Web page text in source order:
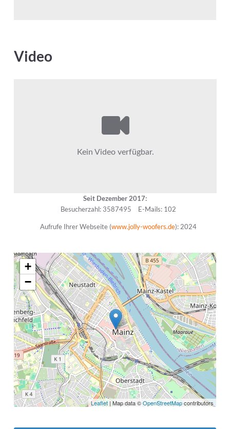
Video
Seit Dezember 2017:
Besucherzahl: 3587495
E-Mails: 102
Aufrufe Ihrer Webseite (www.jolly-woofers.de): 2024
+
−
Leaflet | Map data ©OpenStreetMapcontributors